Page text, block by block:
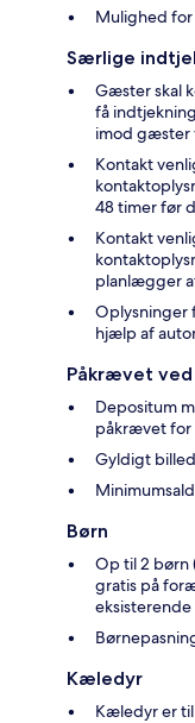
Mulighed
Særlige
Gæster skal
få
imod gæster
Kontakt
48 timer før
Kontakt
planlægger
Oplysninger
hjælp af
Påkrævet
Depositum
påkrævet
Gyldigt
Børn
Op til 2 børn
gratis på
Kæledyr
Kæledyr er